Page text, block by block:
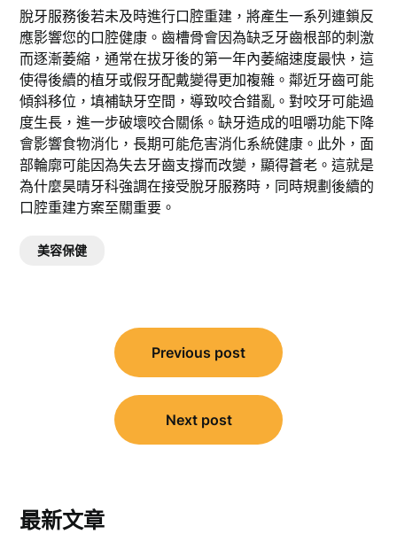
脫牙服務後若未及時進行口腔重建，將產生一系列連鎖反
應影響您的口腔健康。齒槽骨會因為缺乏牙齒根部的刺激
而逐漸萎縮，通常在拔牙後的第一年內萎縮速度最快，這
使得後續的植牙或假牙配戴變得更加複雜。鄰近牙齒可能
傾斜移位，填補缺牙空間，導致咬合錯亂。對咬牙可能過
度生長，進一步破壞咬合關係。缺牙造成的咀嚼功能下降
會影響食物消化，長期可能危害消化系統健康。此外，面
部輪廓可能因為失去牙齒支撐而改變，顯得蒼老。這就是
為什麼昊晴牙科強調在接受脫牙服務時，同時規劃後續的
口腔重建方案至關重要。
美容保健
Previous post
Next post
最新文章